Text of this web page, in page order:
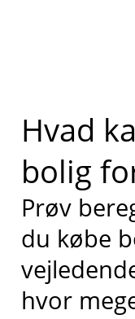
Hvad
bolig
Prøv
du købe
hvor